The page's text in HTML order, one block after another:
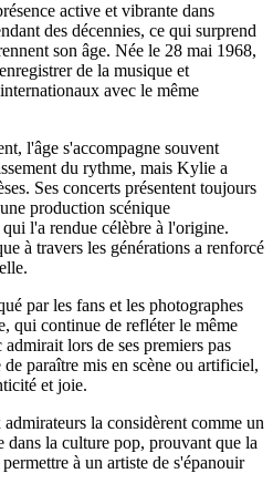
active et vibrante dans
des décennies, ce qui surprend
son âge. Née le 28 mai 1968,
de la musique et
avec le même
l'âge s'accompagne souvent
du rythme, mais Kylie a
Ses concerts présentent toujours
production scénique
l'a rendue célèbre à l'origine.
à travers les générations a renforcé
par les fans et les photographes
qui continue de refléter le même
lors de ses premiers pas
paraître mis en scène ou artificiel,
et joie.
la considèrent comme un
dans la culture pop, prouvant que la
à un artiste de s'épanouir